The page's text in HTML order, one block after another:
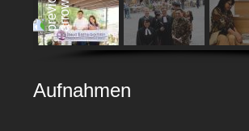
Aufnahmen